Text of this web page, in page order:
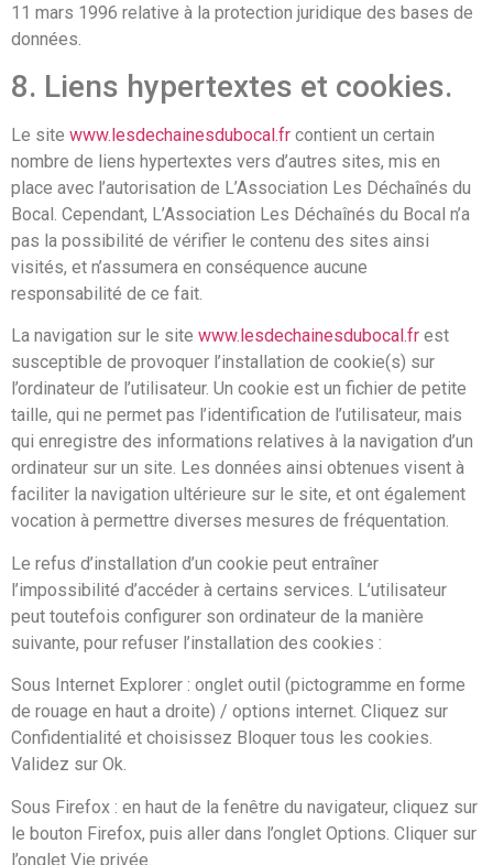
11 mars 1996 relative à la protection juridique des bases de
données.
8. Liens hypertextes et cookies.
Le site www.lesdechainesdubocal.fr contient un certain
nombre de liens hypertextes vers d’autres sites, mis en
place avec l’autorisation de L’Association Les Déchaînés du
Bocal. Cependant, L’Association Les Déchaînés du Bocal n’a
pas la possibilité de vérifier le contenu des sites ainsi
visités, et n’assumera en conséquence aucune
responsabilité de ce fait.
La navigation sur le site www.lesdechainesdubocal.fr est
susceptible de provoquer l’installation de cookie(s) sur
l’ordinateur de l’utilisateur. Un cookie est un fichier de petite
taille, qui ne permet pas l’identification de l’utilisateur, mais
qui enregistre des informations relatives à la navigation d’un
ordinateur sur un site. Les données ainsi obtenues visent à
faciliter la navigation ultérieure sur le site, et ont également
vocation à permettre diverses mesures de fréquentation.
Le refus d’installation d’un cookie peut entraîner
l’impossibilité d’accéder à certains services. L’utilisateur
peut toutefois configurer son ordinateur de la manière
suivante, pour refuser l’installation des cookies :
Sous Internet Explorer : onglet outil (pictogramme en forme
de rouage en haut a droite) / options internet. Cliquez sur
Confidentialité et choisissez Bloquer tous les cookies.
Validez sur Ok.
Sous Firefox : en haut de la fenêtre du navigateur, cliquez sur
le bouton Firefox, puis aller dans l’onglet Options. Cliquer sur
l’onglet Vie privée.